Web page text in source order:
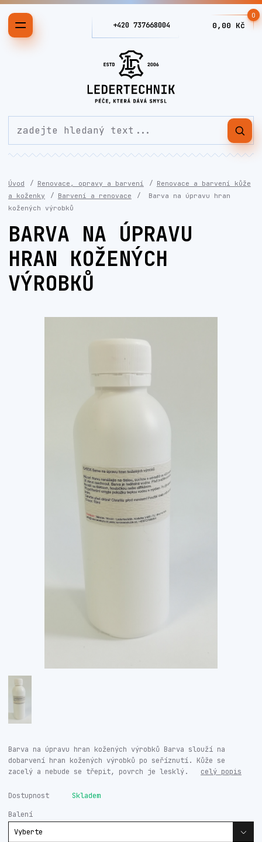
+420 737668004
0
0,00 Kč
Úvod Renovace, opravy a barvení
Renovace a barvení kůže
a koženky
Barvení a renovace
Barva na úpravu hran
kožených výrobků
BARVA NA ÚPRAVU
HRAN KOŽENÝCH
VÝROBKŮ
Barva na úpravu hran kožených výrobků Barva slouží na
dobarvení hran kožených výrobků po seříznutí. Kůže se
zacelý a nebude se třepit, povrch je lesklý. celý popis
Dostupnost Skladem
Balení